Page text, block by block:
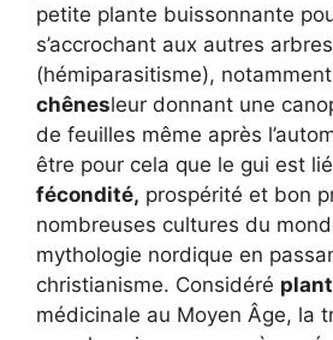
petite plante buissonnante
s’accrochant aux autres arbres
(hémiparasitisme),
chênesleur donnant une
de feuilles même après
être pour cela que le gui est
fécondité, prospérité et bon
nombreuses cultures du
mythologie nordique en
christianisme. Considéré
médicinale au Moyen Âge, la